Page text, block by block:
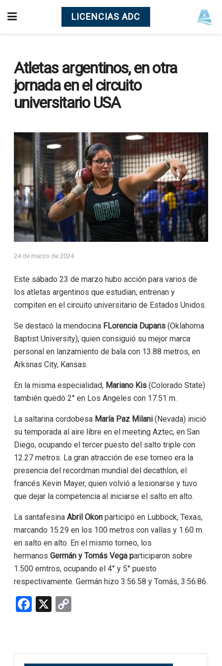
LICENCIAS ADC
Atletas argentinos, en otra
jornada en el circuito
universitario USA
24 de marzo de 2024
Este sábado 23 de marzo hubo acción para varios de
los atletas argentinos que estudian, entrenan y
compiten en el circuito universitario de Estados Unidos.
Se destacó la mendocina FLorencia Dupans(Oklahoma
Baptist University), quien consiguió su mejor marca
personal en lanzamiento de bala con 13.88 metros, en
Arksnas City, Kansas.
En la misma especialidad, Mariano Kis(Colorado State)
también quedó 2° en Los Angeles con 17.51 m.
La saltarina cordobesa María Paz Milani(Nevada) inició
su temporada al aire libre en el meeting Aztec, en San
Diego, ocupando el tercer puesto del salto triple con
12.27 metros. La gran atracción de ese torneo era la
presencia del recordman mundial del decathlon, el
francés Kevin Mayer, quien volvió a lesionarse y tuvo
que dejar la competencia al iniciarse el salto en alto.
La santafesina Abril Okonparticipó en Lubbock, Texas,
marcando 15.29 en los 100 metros con vallas y 1.60 m.
en salto en alto. En el mismo torneo, los
hermanos Germán y Tomás Vega participaron sobre
1.500 emtros, ocupando el 4° y 5° puesto
respectivamente. Germán hizo 3:56.58 y Tomás, 3:56.86.
F
b
X
Li